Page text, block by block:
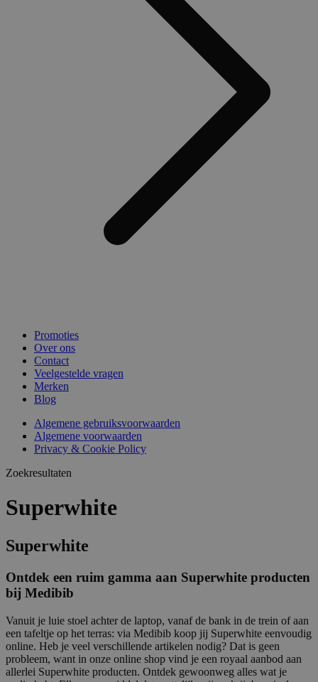
Promoties
Over ons
Contact
Veelgestelde vragen
Merken
Blog
Algemene gebruiksvoorwaarden
Algemene voorwaarden
Privacy & Cookie Policy
Zoekresultaten
Superwhite
Superwhite
Ontdek een ruim gamma aan Superwhite producten
bij Medibib
Vanuit je luie stoel achter de laptop, vanaf de bank in de trein of aan
een tafeltje op het terras: via Medibib koop jij Superwhite eenvoudig
online. Heb je veel verschillende artikelen nodig? Dat is geen
probleem, want in onze online shop vind je een royaal aanbod aan
allerlei Superwhite producten. Ontdek gewoonweg alles wat je